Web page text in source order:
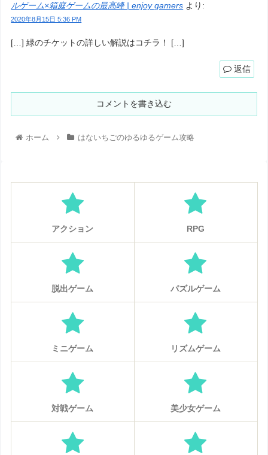
ルゲーム×箱庭ゲームの最高峰 | enjoy gamers より:
2020年8月15日 5:36 PM
[…] 緑のチケットの詳しい解説はコチラ！ […]
返信
コメントを書き込む
ホーム はないちごのゆるゆるゲーム攻略
アクション RPG
脱出ゲーム パズルゲーム
ミニゲーム リズムゲーム
対戦ゲーム 美少女ゲーム